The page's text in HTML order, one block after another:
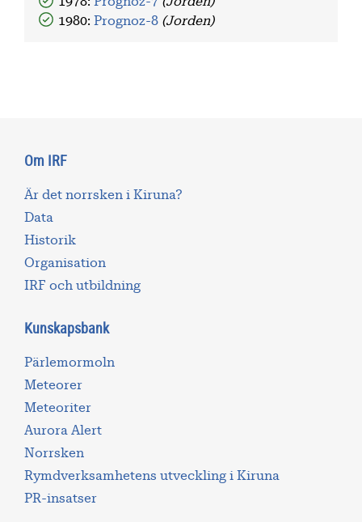
1980:Prognoz-8 (Jorden)
Om IRF
Är det norrsken i Kiruna?
Data
Historik
Organisation
IRF och utbildning
Kunskapsbank
Pärlemormoln
Meteorer
Meteoriter
Aurora Alert
Norrsken
Rymdverksamhetens utveckling i Kiruna
PR-insatser